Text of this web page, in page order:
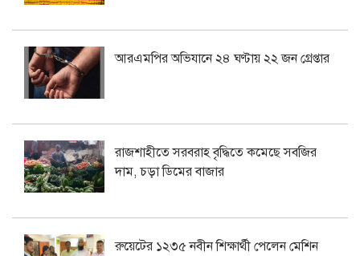
আরএমপির অভিযানে ২৪ ঘণ্টায় ২২ জন গ্রেপ্তার
রাজশাহীতে সরবরাহ বৃদ্ধিতে কমেছে সবজির
দাম, চড়া ডিমের বাজার
রুয়েটের ১২৩৫ নবীন শিক্ষার্থী পেলেন মেশিন